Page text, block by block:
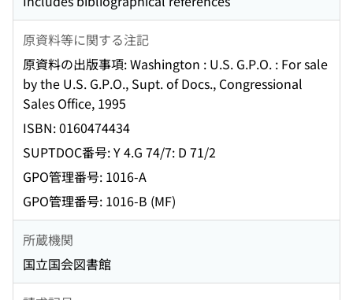
原資料等に関する注記
原資料の出版事項: Washington : U.S. G.P.O. : For sale
by the U.S. G.P.O., Supt. of Docs., Congressional
Sales Office, 1995
ISBN: 0160474434
SUPTDOC番号: Y 4.G 74/7: D 71/2
GPO管理番号: 1016-A
GPO管理番号: 1016-B (MF)
所蔵機関
国立国会図書館